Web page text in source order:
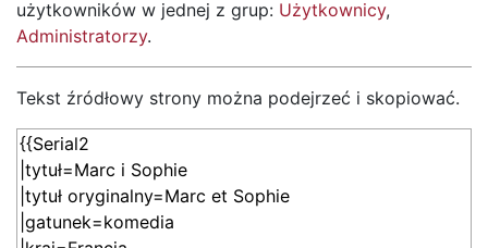
użytkowników w jednej z grup: Użytkownicy,
Administratorzy.
Tekst źródłowy strony można podejrzeć i skopiować.